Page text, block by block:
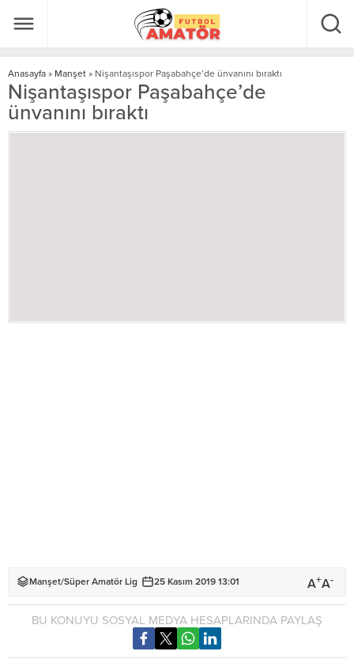
Anasayfa » Manşet » Nişantaşıspor Paşabahçe’de ünvanını bıraktı
Nişantaşıspor Paşabahçe’de
ünvanını bıraktı
Manşet/Süper Amatör Lig 25 Kasım 2019 13:01 A+A-
BU KONUYU SOSYAL MEDYA HESAPLARINDA PAYLAŞ